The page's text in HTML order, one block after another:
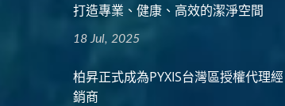
打造專業、健康、高效的潔淨空間
18 Jul, 2025
柏昇正式成為PYXIS台灣區授權代理經
銷商